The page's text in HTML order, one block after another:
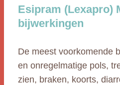
Esipram (Lexapro)
bijwerkingen
De meest voorkomende
en onregelmatige pols,
zien, braken, koorts,